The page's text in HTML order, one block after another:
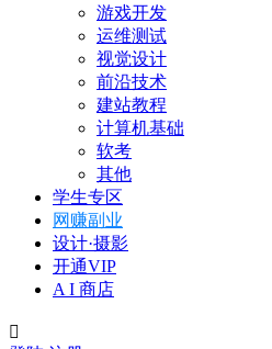
游戏开发
运维测试
视觉设计
前沿技术
建站教程
计算机基础
软考
其他
学生专区
网赚副业
设计·摄影
开通VIP
A I 商店
